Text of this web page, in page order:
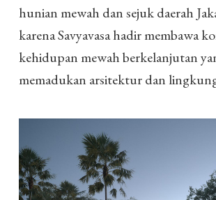
hunian mewah dan sejuk daerah
karena Savyavasa hadir membawa
kehidupan mewah berkelanjutan
memadukan arsitektur dan